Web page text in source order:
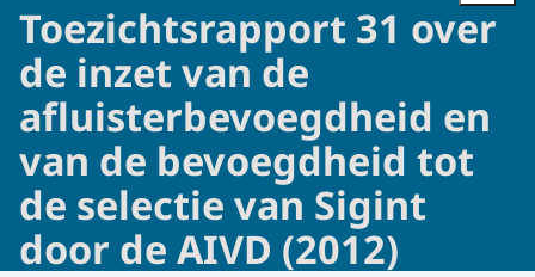
Toezichtsrapport 31 over
de inzet van de
afluisterbevoegdheid en
van de bevoegdheid tot
de selectie van Sigint
door de AIVD (2012)